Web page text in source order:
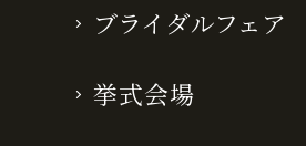
ブライダルフェア
挙式会場